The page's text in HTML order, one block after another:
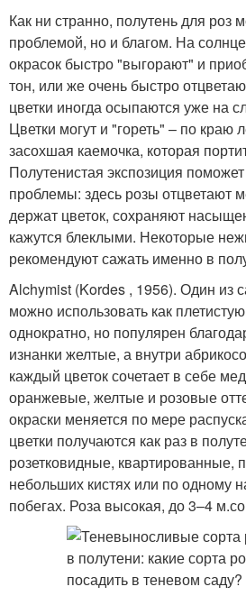
Как ни странно, полутень для роз
проблемой, но и благом. На
окрасок быстро "выгорают" и
тон, или же очень быстро
цветки иногда осыпаются уже на
Цветки могут и "гореть" – по краю
засохшая каемочка, которая
Полутенистая экспозиция
проблемы: здесь розы отцветают
держат цветок, сохраняют
кажутся блеклыми. Некоторые
рекомендуют сажать именно в
Alchymist (Kordes , 1956). Один из
можно использовать как
однократно, но популярен
изнанки желтые, а внутри
каждый цветок сочетает в себе
оранжевые, желтые и розовые
окраски меняется по мере
цветки получаются как раз в
розетковидные, квартированные,
небольших кистях или по одному
побегах. Роза высокая, до 3–4